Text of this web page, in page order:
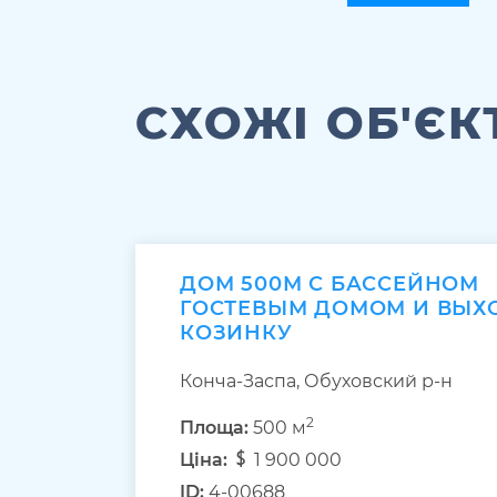
СХОЖІ
ДОМ 500М С БАССЕЙНОМ
ГОСТЕВЫМ ДОМОМ И
КОЗИНКУ
Конча-Заспа, Обуховский р-н
Площа: 500 м2
Ціна:
1 900 000
ID: 4-00688